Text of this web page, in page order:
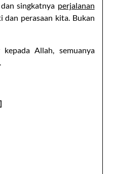
singkatnya perjalanan
perasaan kita. Bukan
Allah, semuanya